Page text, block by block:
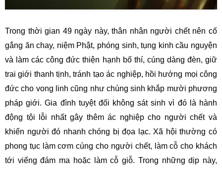
Trong thời gian 49 ngày này, thân nhân người chết nên cố
gắng ăn chay, niệm Phật, phóng sinh, tụng kinh cầu nguyện
và làm các công đức thiện hạnh bố thí, cúng dàng đèn, giữ
trai giới thanh tịnh, tránh tạo ác nghiệp, hồi hướng mọi công
đức cho vong linh cũng như chúng sinh khắp mười phương
pháp giới. Gia đình tuyệt đối không sát sinh vì đó là hành
động tội lỗi nhất gây thêm ác nghiệp cho người chết và
khiến người đó nhanh chóng bị đọa lạc. Xã hội thường có
phong tục làm cơm cúng cho người chết, làm cỗ cho khách
tới viếng đám ma hoặc làm cỗ giỗ. Trong những dịp này,